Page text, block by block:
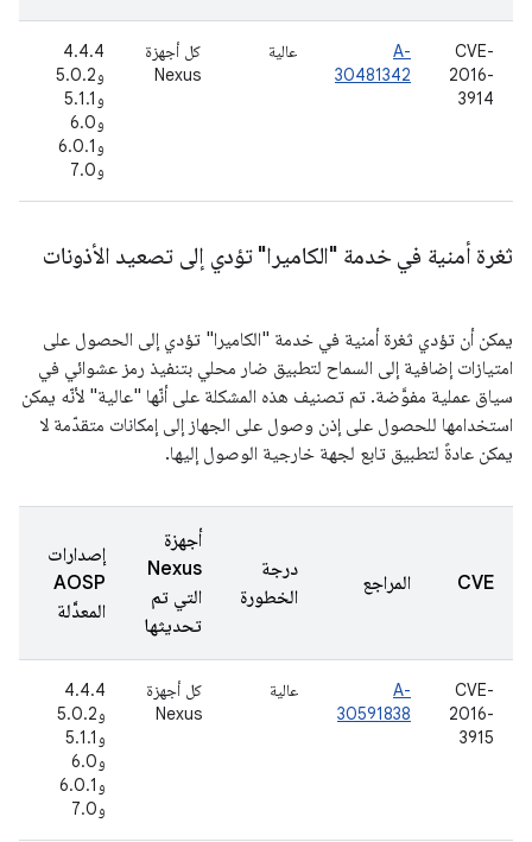
CVE-
2016-
3914
A-
30481342
عالية
كل أجهزة
Nexus
4.4.4
و5.0.2
و5.1.1
و6.0
و6.0.1
و7.0
ثغرة أمنية في خدمة "الكاميرا" تؤدي إلى تصعيد الأذونات
يمكن أن تؤدي ثغرة أمنية في خدمة "الكاميرا" تؤدي إلى الحصول على
امتيازات إضافية إلى السماح لتطبيق ضار محلي بتنفيذ رمز عشوائي في
سياق عملية مفوَّضة. تم تصنيف هذه المشكلة على أنّها "عالية" لأنّه يمكن
استخدامها للحصول على إذن وصول على الجهاز إلى إمكانات متقدّمة لا
يمكن عادةً لتطبيق تابع لجهة خارجية الوصول إليها.
CVE المراجع
درجة
الخطورة
أجهزة
Nexus
التي تم
تحديثها
إصدارات
AOSP
المعدَّلة
CVE-
2016-
3915
A-
30591838
عالية
كل أجهزة
Nexus
4.4.4
و5.0.2
و5.1.1
و6.0
و6.0.1
و7.0